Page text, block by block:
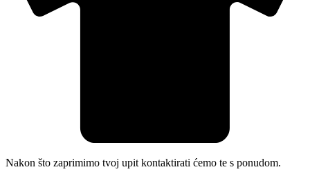
Nakon što zaprimimo tvoj upit kontaktirati ćemo te s ponudom.